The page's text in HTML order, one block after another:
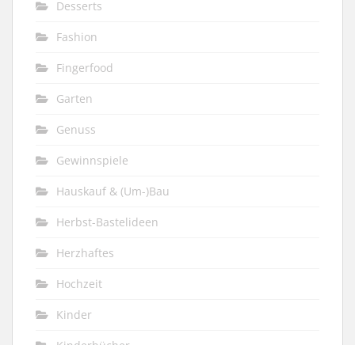
Desserts
Fashion
Fingerfood
Garten
Genuss
Gewinnspiele
Hauskauf & (Um-)Bau
Herbst-Bastelideen
Herzhaftes
Hochzeit
Kinder